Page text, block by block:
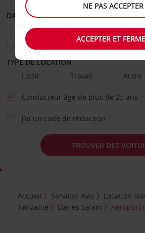
DATE DE DÉPART DATE
TYPE DE LOCATION
Loisir
Travail Autre
Conducteur âgé de plus de 25 ans
J’ai un code de réduction
TROUVER DES
Accueil Services Avis Location
Tanzanie
Dar es Salam Aéroport
NE PAS ACCEPTER
ACCEPTER ET